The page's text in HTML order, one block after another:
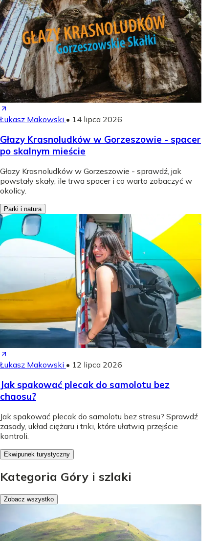
Łukasz Makowski • 14 lipca 2026
Głazy Krasnoludków w Gorzeszowie - spacer
po skalnym mieście
Głazy Krasnoludków w Gorzeszowie - sprawdź, jak
powstały skały, ile trwa spacer i co warto zobaczyć w
okolicy.
Parki i natura
Łukasz Makowski • 12 lipca 2026
Jak spakować plecak do samolotu bez
chaosu?
Jak spakować plecak do samolotu bez stresu? Sprawdź
zasady, układ ciężaru i triki, które ułatwią przejście
kontroli.
Ekwipunek turystyczny
Kategoria Góry i szlaki
Zobacz wszystko